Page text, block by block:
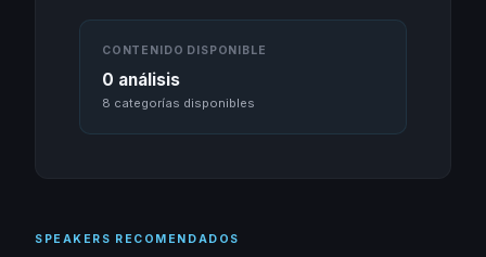
CONTENIDO DISPONIBLE
0 análisis
8 categorías disponibles
SPEAKERS RECOMENDADOS